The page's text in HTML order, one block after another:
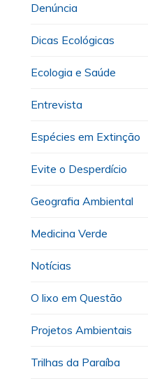
Denúncia
Dicas Ecológicas
Ecologia e Saúde
Entrevista
Espécies em Extinção
Evite o Desperdício
Geografia Ambiental
Medicina Verde
Notícias
O lixo em Questão
Projetos Ambientais
Trilhas da Paraíba